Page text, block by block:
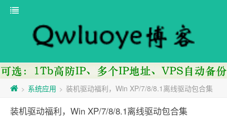
> 系统应用 > 装机驱动福利，Win XP/7/8/8.1离线驱动包合集
装机驱动福利，Win XP/7/8/8.1离线驱动包合集